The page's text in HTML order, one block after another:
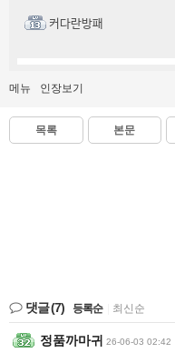
커다란방패
메뉴 인장보기
목록 본문
댓글(7) 등록순 최신순
정품까마귀 26-06-03 02:42